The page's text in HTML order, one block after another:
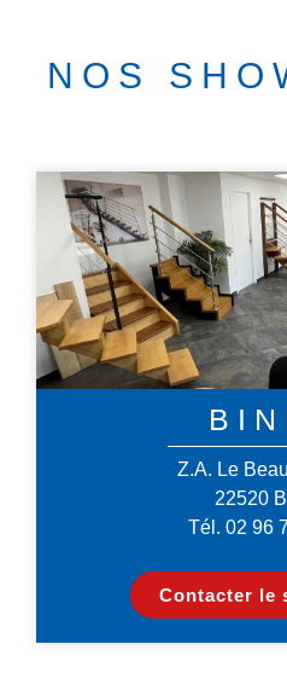
NOS
Z.A. Le
22520
Tél. 02 96
Contacter le